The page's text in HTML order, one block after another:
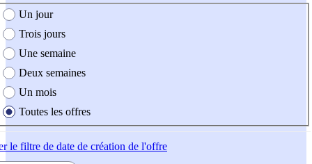
création de l'offre
Un jour
Trois jours
Une semaine
Deux semaines
Un mois
Toutes les offres
le filtre de date de création de l'offre